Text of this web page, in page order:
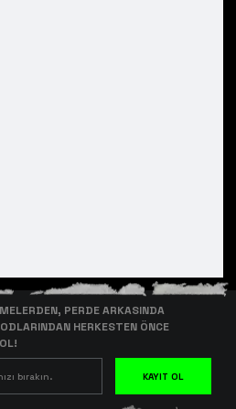
PERDE ARKASINDA
HERKESTEN ÖNCE
KAYIT OL